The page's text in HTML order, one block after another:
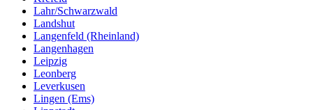
Lahr/Schwarzwald
Landshut
Langenfeld (Rheinland)
Langenhagen
Leipzig
Leonberg
Leverkusen
Lingen (Ems)